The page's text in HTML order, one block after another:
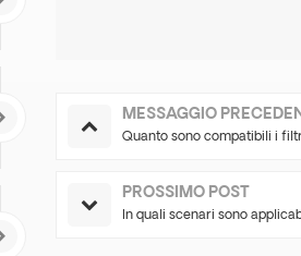
MESSAGGIO
Quanto sono compatibili i
PROSSIMO POST
In quali scenari sono